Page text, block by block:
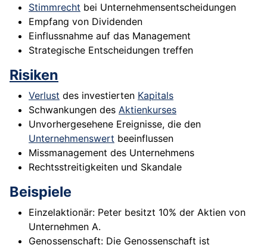
Stimmrecht bei Unternehmensentscheidungen
Empfang von Dividenden
Einflussnahme auf das Management
Strategische Entscheidungen treffen
Risiken
Verlust des investierten Kapitals
Schwankungen des Aktienkurses
Unvorhergesehene Ereignisse, die den
Unternehmenswert beeinflussen
Missmanagement des Unternehmens
Rechtsstreitigkeiten und Skandale
Beispiele
Einzelaktionär: Peter besitzt 10% der Aktien von
Unternehmen A.
Genossenschaft: Die Genossenschaft ist